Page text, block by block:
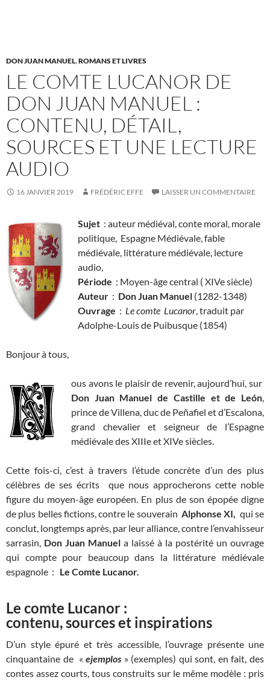
DON JUAN MANUEL,ROMANS ET LIVRES
LE COMTE LUCANOR DE
DON JUAN MANUEL :
CONTENU, DÉTAIL,
SOURCES ET UNE LECTURE
AUDIO
16 JANVIER 2019 FRÉDÉRIC EFFE LAISSER UN COMMENTAIRE
Sujet : auteur médiéval, conte moral, morale
politique, Espagne Médiévale, fable
médiévale, littérature médiévale, lecture
audio,
Période : Moyen-âge central ( XIVe siècle)
Auteur : Don Juan Manuel (1282-1348)
Ouvrage : Le comte Lucanor, traduit par
Adolphe-Louis de Puibusque (1854)
Bonjour à tous,
ous avons le plaisir de revenir, aujourd’hui, sur
Don Juan Manuel de Castille et de León,
prince de Villena, duc de Peñafiel et d’Escalona,
grand chevalier et seigneur de l’Espagne
médiévale des XIIIe et XIVe siècles.
Cette fois-ci, c’est à travers l’étude concrète d’un des plus
célèbres de ses écrits que nous approcherons cette noble
figure du moyen-âge européen. En plus de son épopée digne
de plus belles fictions, contre le souverain Alphonse XI, qui se
conclut, longtemps après, par leur alliance, contre l’envahisseur
sarrasin, Don Juan Manuel a laissé à la postérité un ouvrage
qui compte pour beaucoup dans la littérature médiévale
espagnole : Le Comte Lucanor.
Le comte Lucanor :
contenu, sources et inspirations
D’un style épuré et très accessible, l’ouvrage présente une
cinquantaine de «ejemplos » (exemples) qui sont, en fait, des
contes assez courts, tous construits sur le même modèle : pris